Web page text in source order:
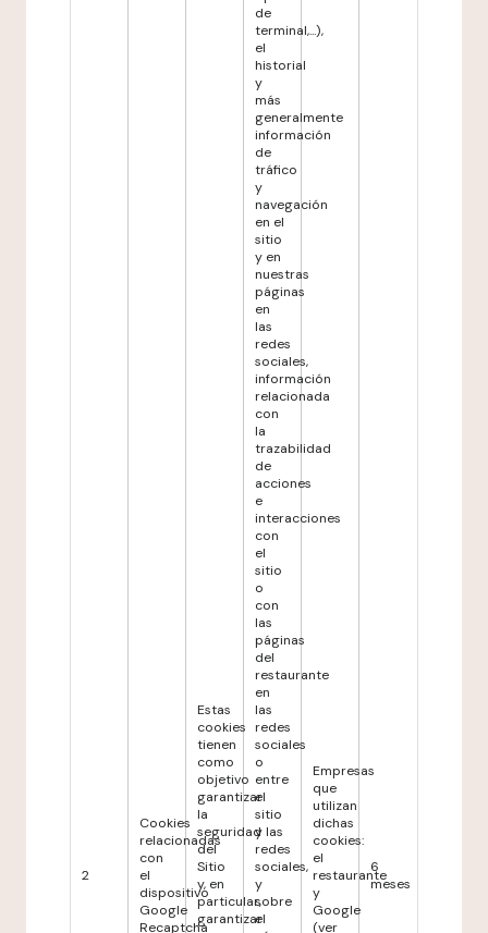
2
Cookies
relacionadas
con
el
dispositivo
Google
Recaptcha
Estas
cookies
tienen
como
objetivo
garantizar
la
seguridad
del
Sitio
y, en
particular,
garantizar
de
terminal,...),
el
historial
y
más
generalmente
información
de
tráfico
y
navegación
en el
sitio
y en
nuestras
páginas
en
las
redes
sociales,
información
relacionada
con
la
trazabilidad
de
acciones
e
interacciones
con
el
sitio
o
con
las
páginas
del
restaurante
en
las
redes
sociales
o
entre
el
sitio
y las
redes
sociales,
y
sobre
el
Empresas
que
utilizan
dichas
cookies:
el
restaurante
y
Google
(ver
6
meses